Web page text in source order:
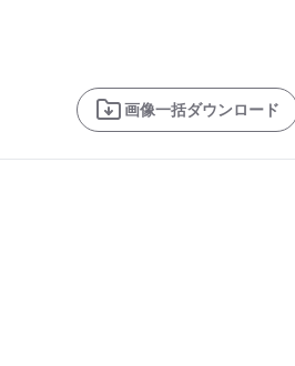
画像一括ダウンロード